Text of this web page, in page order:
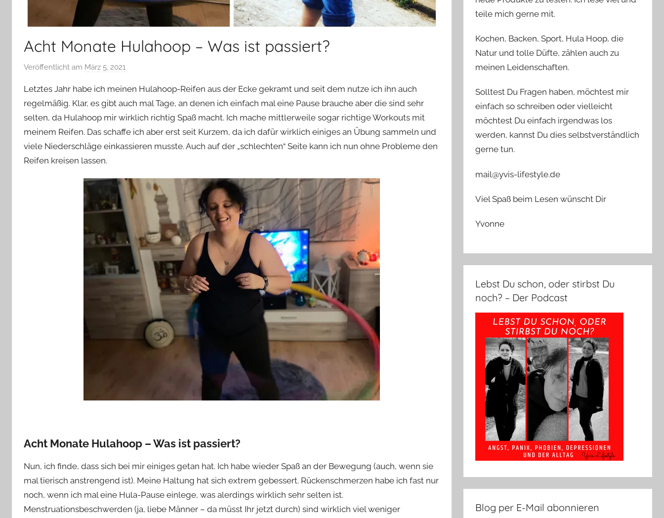
Acht Monate Hulahoop – Was ist passiert?
Veröffentlicht am März 5, 2021
n
Y
v
o
n
Letztes Jahr habe ich meinen Hulahoop-Reifen aus der Ecke gekramt und seit dem nutze ich ihn auch
regelmäßig. Klar, es gibt auch mal Tage, an denen ich einfach mal eine Pause brauche aber die sind sehr
selten, da Hulahoop mir wirklich richtig Spaß macht. Ich mache mittlerweile sogar richtige Workouts mit
meinem Reifen. Das schaffe ich aber erst seit Kurzem, da ich dafür wirklich einiges an Übung sammeln und
viele Niederschläge einkassieren musste. Auch auf der „schlechten“ Seite kann ich nun ohne Probleme den
Reifen kreisen lassen.
Acht Monate Hulahoop – Was ist passiert?
Nun, ich finde, dass sich bei mir einiges getan hat. Ich habe wieder Spaß an der Bewegung (auch, wenn sie
mal tierisch anstrengend ist). Meine Haltung hat sich extrem gebessert. Rückenschmerzen habe ich fast nur
noch, wenn ich mal eine Hula-Pause einlege, was alerdings wirklich sehr selten ist.
Menstruationsbeschwerden (ja, liebe Männer – da müsst Ihr jetzt durch) sind wirklich viel weniger
teile mich gerne mit.
Kochen, Backen, Sport, Hula Hoop, die
Natur und tolle Düfte, zählen auch zu
meinen Leidenschaften.
Solltest Du Fragen haben, möchtest mir
einfach so schreiben oder vielleicht
möchtest Du einfach irgendwas los
werden, kannst Du dies selbstverständlich
gerne tun.
mail@yvis-lifestyle.de
Viel Spaß beim Lesen wünscht Dir
Yvonne
Lebst Du schon, oder stirbst Du
noch? – Der Podcast
Blog per E-Mail abonnieren